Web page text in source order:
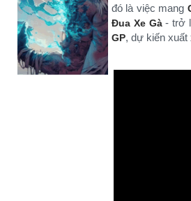
đó là việc mang
Đua Xe Gà- trở
GP, dự kiến